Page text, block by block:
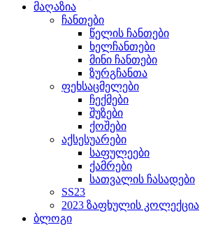
მაღაზია
ჩანთები
წელის ჩანთები
ხელჩანთები
მინი ჩანთები
ზურგჩანთა
ფეხსაცმელები
ჩექმები
შუზები
ქოშები
აქსესუარები
საფულეები
ქამრები
სათვალის ჩასადები
SS23
2023 ზაფხულის კოლექცია
ბლოგი